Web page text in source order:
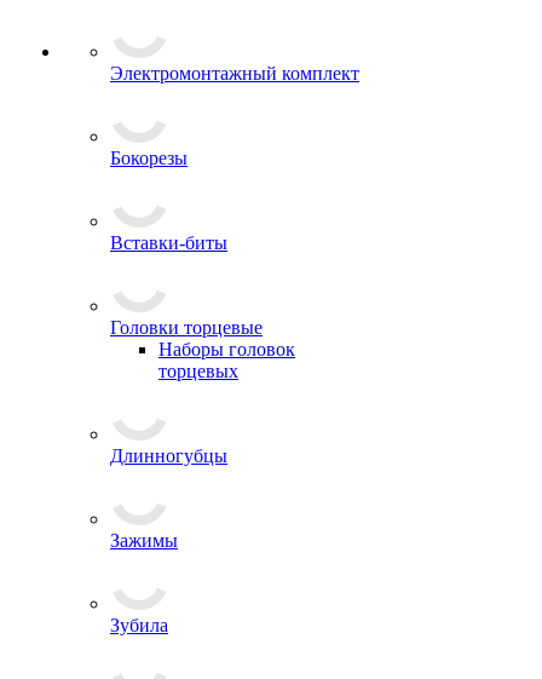
Электромонтажный комплект
Бокорезы
Вставки-биты
Головки торцевые
Наборы головок
торцевых
Длинногубцы
Зажимы
Зубила